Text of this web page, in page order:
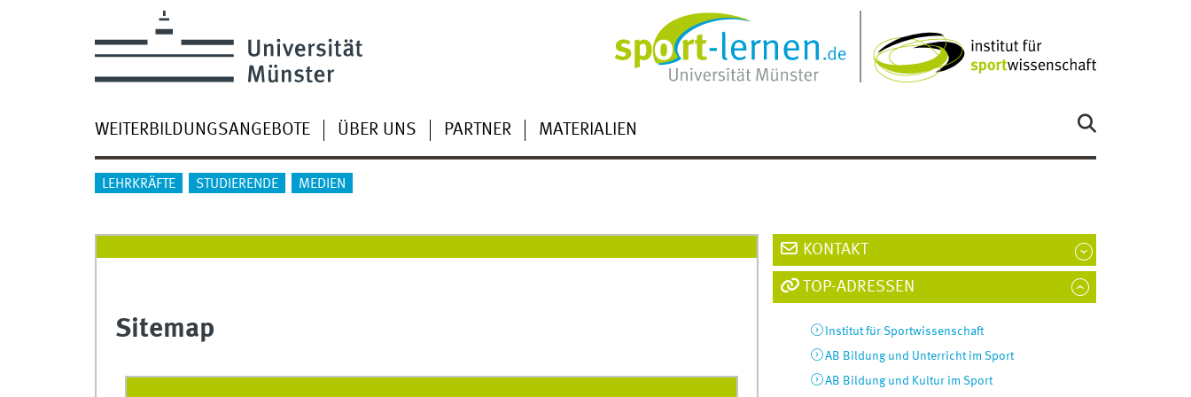
WEITERBILDUNGSANGEBOTE ÜBER UNS PARTNER MATERIALIEN
LEHRKRÄFTE STUDIERENDE MEDIEN
Sitemap
KONTAKT
TOP-ADRESSEN
Institut für Sportwissenschaft
AB Bildung und Unterricht im Sport
AB Bildung und Kultur im Sport